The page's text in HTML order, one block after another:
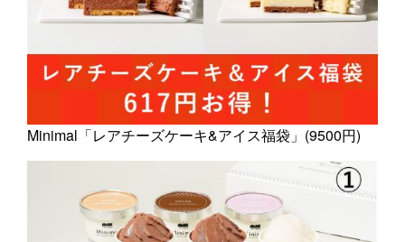
Minimal「レアチーズケーキ&アイス福袋」(9500円)